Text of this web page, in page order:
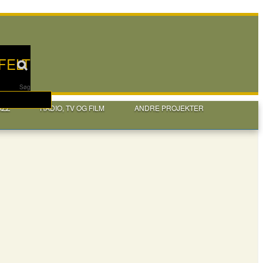
Søg
RADIO, TV OG FILM
ANDRE PROJEKTER